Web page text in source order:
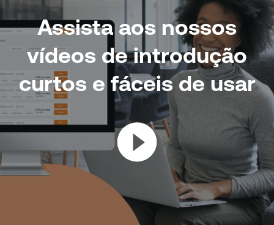
Assista aos nossos
vídeos de introdução
curtos e fáceis de usar